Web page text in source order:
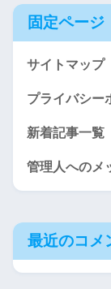
固定ページ
サイトマップ
プライバシー
新着記事一覧
管理人へのメ
最近のコメ